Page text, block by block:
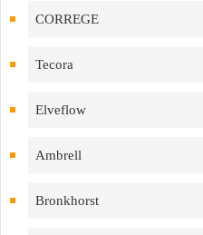
CORREGE
Tecora
Elveflow
Ambrell
Bronkhorst